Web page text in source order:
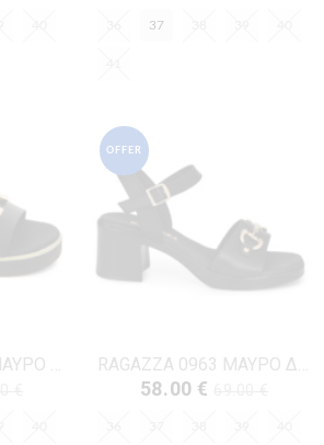
37
RAGAZZA 01080 ΜΑΥΡΟ ΔΕΡΜΑ
OFFER
RAGAZZA 0963 ΜΑΥΡΟ ΔΕΡΜΑ
58.00 €